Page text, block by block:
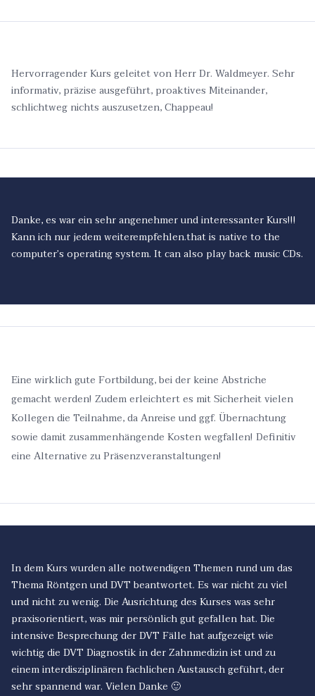
Hervorragender Kurs geleitet von Herr Dr. Waldmeyer. Sehr
informativ, präzise ausgeführt, proaktives Miteinander,
schlichtweg nichts auszusetzen, Chappeau!
Danke, es war ein sehr angenehmer und interessanter Kurs!!!
Kann ich nur jedem weiterempfehlen.that is native to the
computer’s operating system. It can also play back music CDs.
Eine wirklich gute Fortbildung, bei der keine Abstriche
gemacht werden! Zudem erleichtert es mit Sicherheit vielen
Kollegen die Teilnahme, da Anreise und ggf. Übernachtung
sowie damit zusammenhängende Kosten wegfallen! Definitiv
eine Alternative zu Präsenzveranstaltungen!
In dem Kurs wurden alle notwendigen Themen rund um das
Thema Röntgen und DVT beantwortet. Es war nicht zu viel
und nicht zu wenig. Die Ausrichtung des Kurses was sehr
praxisorientiert, was mir persönlich gut gefallen hat. Die
intensive Besprechung der DVT Fälle hat aufgezeigt wie
wichtig die DVT Diagnostik in der Zahnmedizin ist und zu
einem interdisziplinären fachlichen Austausch geführt, der
sehr spannend war. Vielen Danke 🙂